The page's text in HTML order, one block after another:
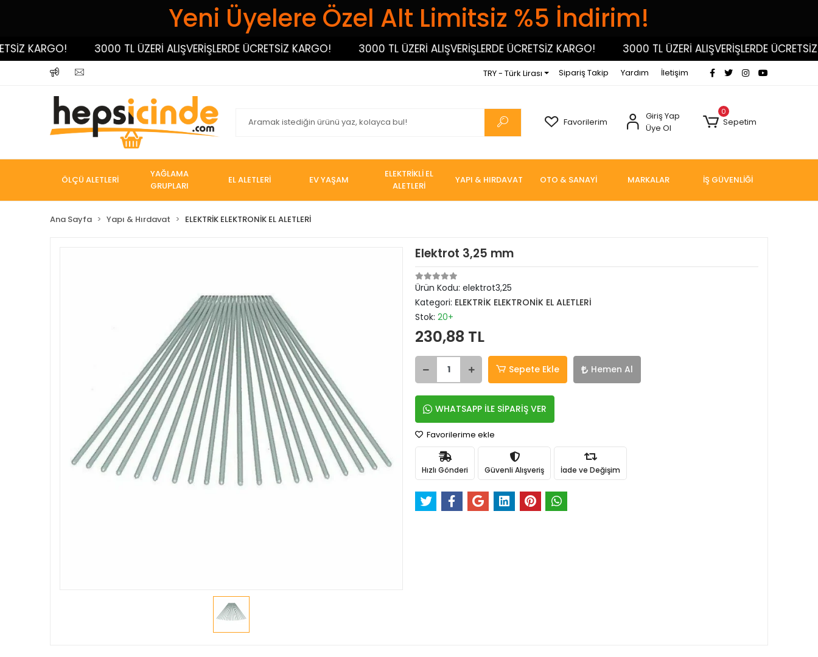
Yeni Üyelere Özel Alt Limitsiz %5 İndirim!
KARGO! 3000 TL ÜZERİ ALIŞVERİŞLERDE ÜCRETSİZ KARGO! 3000 TL ÜZERİ ALIŞVERİŞLERDE ÜCRETSİZ KARGO! 3000 TL ÜZERİ ALIŞVERİŞLERDE ÜCRETSİZ
TRY - Türk Lirası Sipariş Takip Yardım İletişim
Favorilerim
Giriş Yap
Üye Ol
0
Sepetim
ÖLÇÜ ALETLERİ
YAĞLAMA
GRUPLARI
EL ALETLERİ EV YAŞAM
ELEKTRİKLİ EL
ALETLERİ
YAPI & HIRDAVAT OTO & SANAYİ MARKALAR İŞ GÜVENLİĞİ
Ana Sayfa Yapı & Hırdavat ELEKTRİK ELEKTRONİK EL ALETLERİ
Elektrot 3,25 mm
Ürün Kodu: elektrot3,25
Kategori: ELEKTRİK ELEKTRONİK EL ALETLERİ
Stok: 20+
230,88 TL
Sepete Ekle Hemen Al
WHATSAPP İLE SİPARİŞ VER
Favorilerime ekle
Hızlı Gönderi Güvenli Alışveriş İade ve Değişim